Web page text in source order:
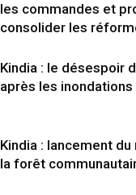
les commandes et
consolider les
Kindia : le désespoir
après les inondations
Kindia : lancement
la forêt